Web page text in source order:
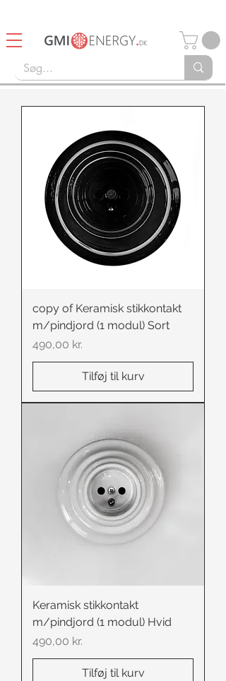
copy of Keramisk stikkontakt
m/pindjord (1 modul) Sort
Pris
490,00 kr.
Tilføj til kurv
Keramisk stikkontakt
m/pindjord (1 modul) Hvid
Pris
490,00 kr.
Tilføj til kurv